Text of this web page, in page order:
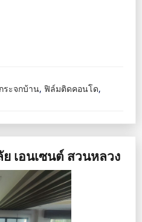
ระจกบ้าน, ฟิล์มติดคอนโด,
เอนเซนต์ สวนหลวง